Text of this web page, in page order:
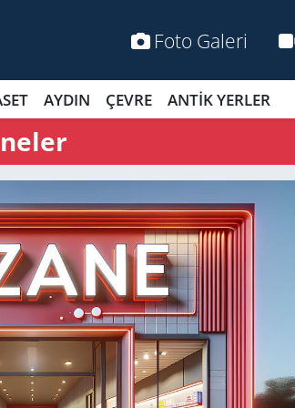
Foto Galeri
AYDIN ÇEVRE ANTİK YERLER